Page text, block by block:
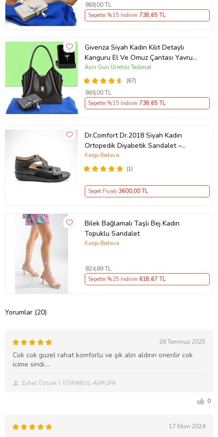
869,00 TL
Sepette %15 İndirim 738,65 TL
Givenza Siyah Kadın Kilit Detaylı
Kanguru El Ve Omuz Çantası Yavru
Çantalı Cüzdan Ve Kolye Hediyeli
(67)
Aynı Gün Ücretsiz Teslimat
869,00 TL
Sepette %15 İndirim 738,65 TL
Dr.Comfort Dr.2018 Siyah Kadın
Ortopedik Diyabetik Sandalet –
Gerçek Deri, Kayık Taban, Medikal
Konfor (Siyah Deri)
(1)
Kargo Bedava
Sepet Fiyatı 3600,00 TL
Bilek Bağlamalı Taşlı Bej Kadın
Topuklu Sandalet
Kargo Bedava
824,89 TL
Sepette %25 İndirim 618,67 TL
Yorumlar (20)
26 Temmuz 2025
Cok cok guzel rahat komforlu ve şık alın aldırın onerilir cok
icime sindi....
Zuhal Öztürk İSTANBUL-AVRUPA
0
17 Ekim 2024